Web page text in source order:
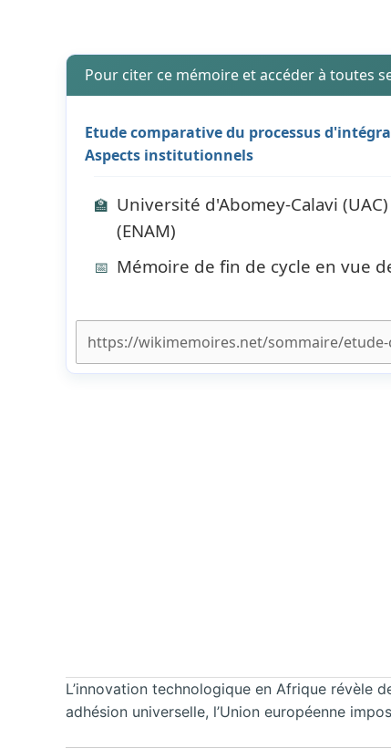
Pour citer ce mémoire et accéder à toutes
Etude comparative du processus
Aspects institutionnels
🏫 Université d'Abomey-Calavi
(ENAM)
📅 Mémoire de fin de cycle en vue
L’innovation technologique en Afrique révèle
adhésion universelle, l’Union européenne